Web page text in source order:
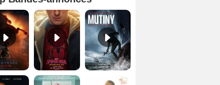
L'Odyssée Bande-annonce VO STFR Spider-Man: Brand New Day Bande-annonce VO STFR
Les Silences de Riyad Bande-annonce VO STFR Cotton Queen Bande-annonce VO STFR